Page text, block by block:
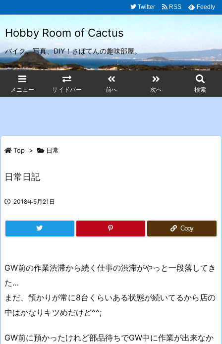
Hobby Room of Cactus
バイク、写真、DIY！さぼてんの趣味部屋。
メニュー サイドバー 前へ 次へ 検索
Twitter RSS Feedly
Top > 日常
日常日記
2018年5月21日
Copy
GW前の作業渋滞から続く仕事の渋滞がやっと一段落してき
た…
まだ、預かりが常に8台くらいある状態が続いてるから店の
中はかなりキツめだけど^^;
GW前に預かったけれど部品待ちでGW中に作業が出来なか